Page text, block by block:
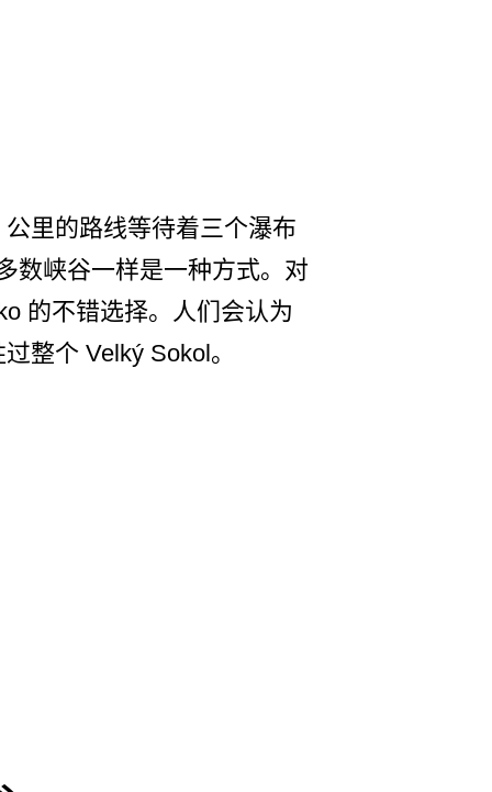
里的路线等待着三个瀑布
数峡谷一样是一种方式。对
的不错选择。人们会认为
整个 Velký Sokol。